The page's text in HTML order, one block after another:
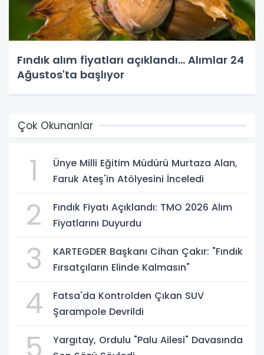
Fındık alım fiyatları açıklandı... Alımlar 24
Ağustos'ta başlıyor
Çok Okunanlar
1
Ünye Milli Eğitim Müdürü Murtaza Alan,
Faruk Ateş'in Atölyesini İnceledi
2
Fındık Fiyatı Açıklandı: TMO 2026 Alım
Fiyatlarını Duyurdu
3
KARTEGDER Başkanı Cihan Çakır: "Fındık
Fırsatçıların Elinde Kalmasın"
4
Fatsa'da Kontrolden Çıkan SUV
Şarampole Devrildi
Yargıtay, Ordulu "Palu Ailesi" Davasında